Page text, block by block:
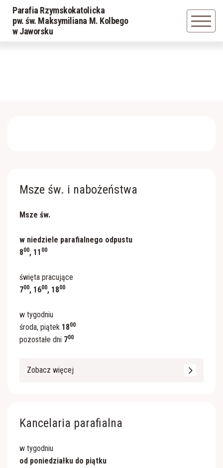
Parafia Rzymskokatolicka
pw. św. Maksymiliana M. Kolbego
w Jaworsku
Powrót
Msze św. i nabożeństwa
Msze św.
w niedziele parafialnego odpustu
800, 11 00
święta pracujące
700, 1600, 1800
w tygodniu
środa, piątek 1800
pozostałe dni 700
Zobacz więcej
Kancelaria parafialna
w tygodniu
od poniedziałku do piątku